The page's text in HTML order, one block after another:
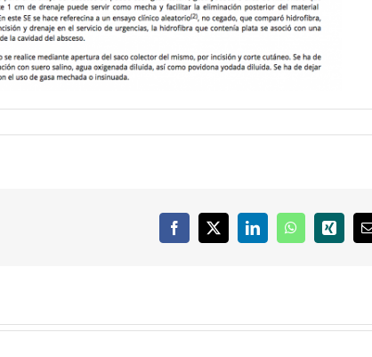
Facebook
X LinkedInWhatsApp
Xing